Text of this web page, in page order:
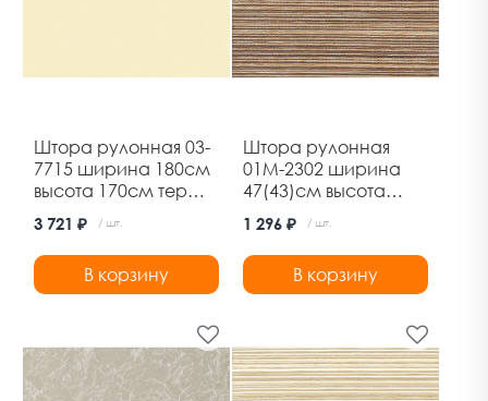
Штора рулонная 03-
7715 ширина 180см
высота 170см термо-
Дельфа
3 721 ₽ / шт.
В корзину
Штора рулонная
01М-2302 ширина
47(43)см высота
орех Дельфа
1 296 ₽ / шт.
В корзину